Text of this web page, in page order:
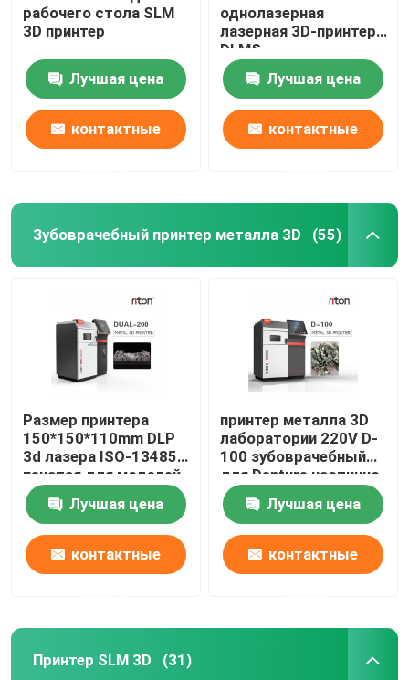
Машина для изгиба проволоки DMIS-V1
Машина для изгиба проволоки DMIS-V1
Машина для изгиба проволоки DMIS-V1
рабочего стола SLM
3D принтер
Лучшая цена
контактные
однолазерная
лазерная 3D-принтер
DLMS
Лучшая цена
контактные
Зубоврачебный принтер металла 3D (55)
Размер принтера
150*150*110mm DLP
3d лазера ISO-13485
печатая для моделей
зубного имплантата
Лучшая цена
контактные
принтер металла 3D
лаборатории 220V D-
100 зубоврачебный
для Denture частично
Riton
Лучшая цена
контактные
Принтер SLM 3D (31)